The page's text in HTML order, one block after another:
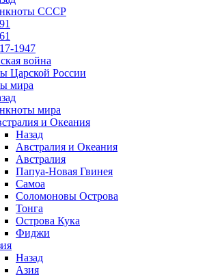
СССР
1947
война
Царской России
мира
мира
и Океания
Назад
Австралия и Океания
Австралия
Папуа-Новая Гвинея
Самоа
Соломоновы Острова
Тонга
Острова Кука
Фиджи
Назад
Азия